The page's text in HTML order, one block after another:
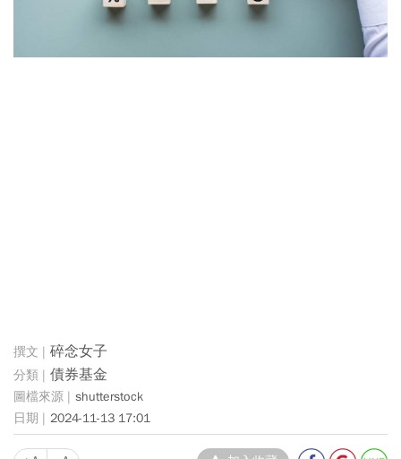
碎念女子
債券基金
shutterstock
2024-11-13 17:01